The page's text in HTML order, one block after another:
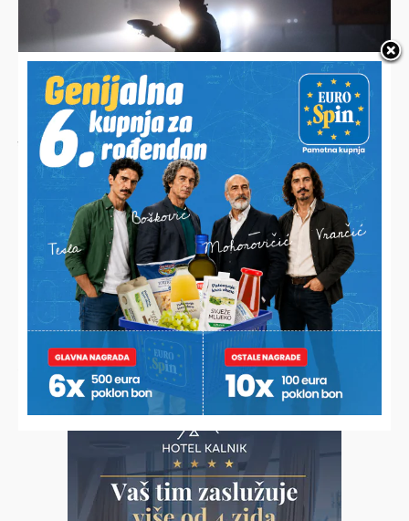
JESTE LI ZNALI?
Vulkanizer upozorava: “Primjetite li ovo na gumama, ne
krećite s njima na put”
ISKLJUČEN JE IZ PROMETA
Vozio auto s vidljivim preinakama, tehnički otkrio dva
opasna i niz većih nedostataka